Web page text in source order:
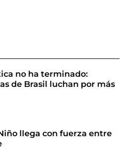
no ha terminado:
de Brasil luchan por más
llega con fuerza entre